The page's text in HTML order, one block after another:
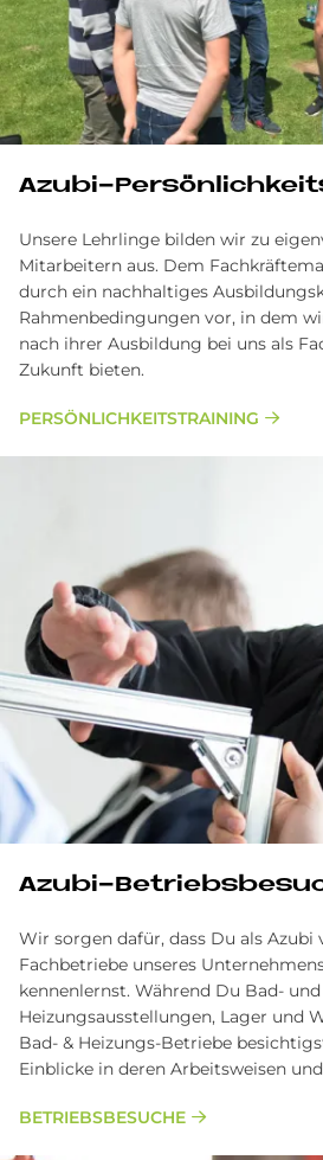
Azubi-
Unsere Lehrlinge bilden wir zu
Mitarbeitern aus. Dem
durch ein nachhaltiges
Rahmenbedingungen vor, in dem
nach ihrer Ausbildung bei uns als
Zukunft bieten.
PERSÖNLICHKEITSTRAINING
Azu­bi-
Wir sorgen dafür, dass Du als Azubi
Fachbetriebe unseres
kennenlernst. Während Du Bad- und
Heizungsausstellungen, Lager und
Bad- & Heizungs-Betriebe
Einblicke in deren Arbeitsweisen
BETRIEBSBESUCHE